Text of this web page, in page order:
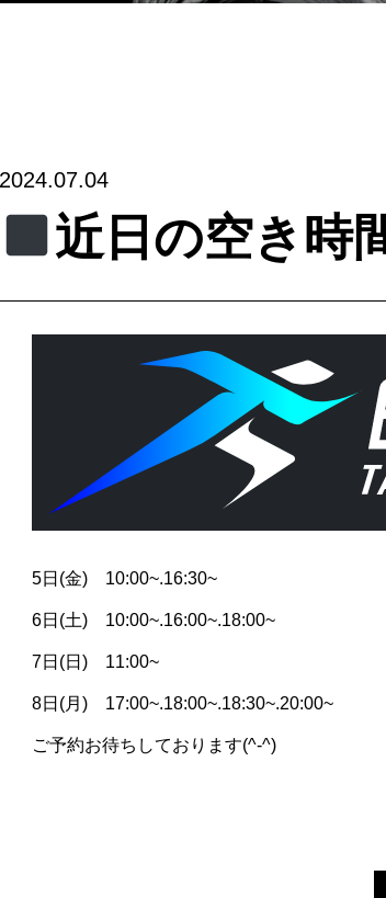
2024.07.04
近日の空き時
5日(金) 10:00~.16:30~
6日(土) 10:00~.16:00~.18:00~
7日(日) 11:00~
8日(月) 17:00~.18:00~.18:30~.20:00~
ご予約お待ちしております(^-^)